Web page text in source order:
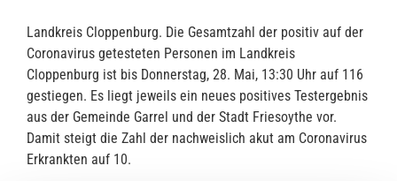
Landkreis Cloppenburg. Die Gesamtzahl der positiv auf der
Coronavirus getesteten Personen im Landkreis
Cloppenburg ist bis Donnerstag, 28. Mai, 13:30 Uhr auf 116
gestiegen. Es liegt jeweils ein neues positives Testergebnis
aus der Gemeinde Garrel und der Stadt Friesoythe vor.
Damit steigt die Zahl der nachweislich akut am Coronavirus
Erkrankten auf 10.